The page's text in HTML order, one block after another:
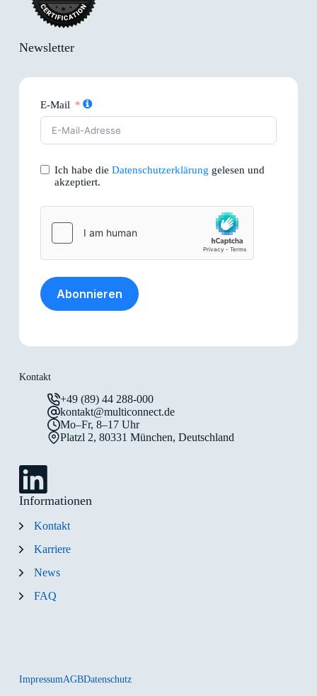
Kontakt
+49 (89) 44 288-000
kontakt@multiconnect.de
Mo–Fr, 8–17 Uhr
Platzl 2, 80331 München, Deutschland
Informationen
Kontakt
Karriere
News
FAQ
Newsletter
E-Mail
Ich habe die Datenschutzerklärung gelesen und
akzeptiert.
Abonnieren
ImpressumAGBDatenschutz